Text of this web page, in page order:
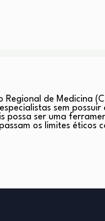
de Medicina
sem
possa ser uma
os limites éticos